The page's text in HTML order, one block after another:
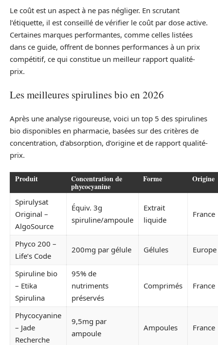
Le coût est un aspect à ne pas négliger. En scrutant
l’étiquette, il est conseillé de vérifier le coût par dose active.
Certaines marques performantes, comme celles listées
dans ce guide, offrent de bonnes performances à un prix
compétitif, ce qui constitue un meilleur rapport qualité-
prix.
Les meilleures spirulines bio en 2026
Après une analyse rigoureuse, voici un top 5 des spirulines
bio disponibles en pharmacie, basées sur des critères de
concentration, d’absorption, d’origine et de rapport qualité-
prix.
Produit Concentration de
phycocyanine
Forme Origine
Spirulysat
Original –
AlgoSource
Équiv. 3g
spiruline/ampoule
Extrait
liquide
France
Phyco 200 –
Life’s Code
200mg par gélule Gélules Europe
Spiruline bio
– Etika
Spirulina
95% de
nutriments
préservés
Comprimés France
Phycocyanine
– Jade
Recherche
9,5mg par
ampoule
Ampoules France